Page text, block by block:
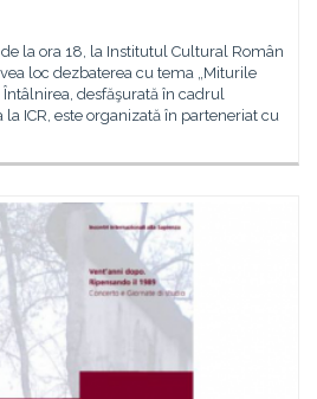
la ora 18, la Institutul Cultural Român
loc dezbaterea cu tema „Miturile
desfăşurată în cadrul
ICR, este organizată în parteneriat cu